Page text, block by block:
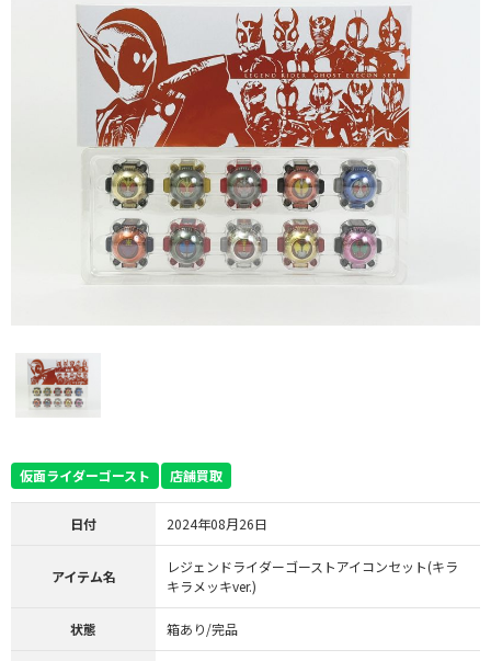
仮面ライダーゴースト 店舗買取
日付 2024年08月26日
アイテム名
レジェンドライダーゴーストアイコンセット(キラ
キラメッキver.)
状態 箱あり/完品